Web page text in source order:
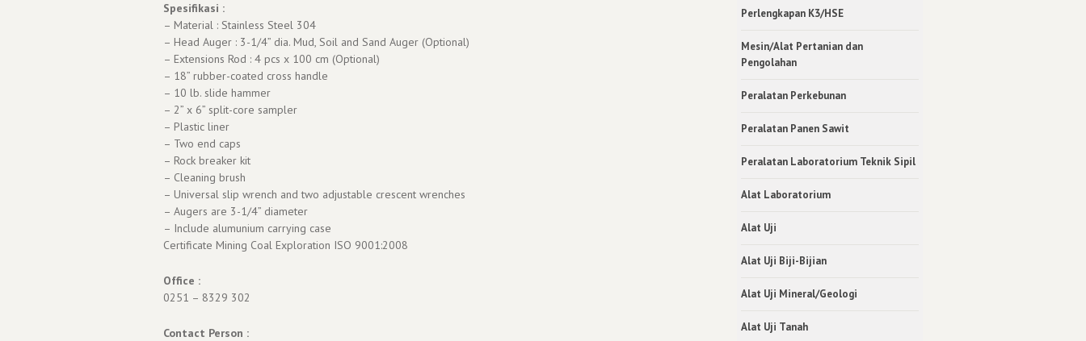
Spesifikasi :
– Material : Stainless Steel 304
– Head Auger : 3-1/4” dia. Mud, Soil and Sand Auger (Optional)
– Extensions Rod : 4 pcs x 100 cm (Optional)
– 18” rubber-coated cross handle
– 10 lb. slide hammer
– 2” x 6” split-core sampler
– Plastic liner
– Two end caps
– Rock breaker kit
– Cleaning brush
– Universal slip wrench and two adjustable crescent wrenches
– Augers are 3-1/4” diameter
– Include alumunium carrying case
Certificate Mining Coal Exploration ISO 9001:2008
Office :
0251 – 8329 302
Contact Person :
Perlengkapan K3/HSE
Mesin/Alat Pertanian dan
Pengolahan
Peralatan Perkebunan
Peralatan Panen Sawit
Peralatan Laboratorium Teknik Sipil
Alat Laboratorium
Alat Uji
Alat Uji Biji-Bijian
Alat Uji Mineral/Geologi
Alat Uji Tanah